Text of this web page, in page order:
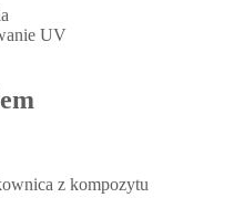
UV
z kompozytu